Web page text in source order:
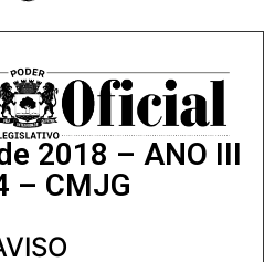
2018 – ANO III
– CMJG